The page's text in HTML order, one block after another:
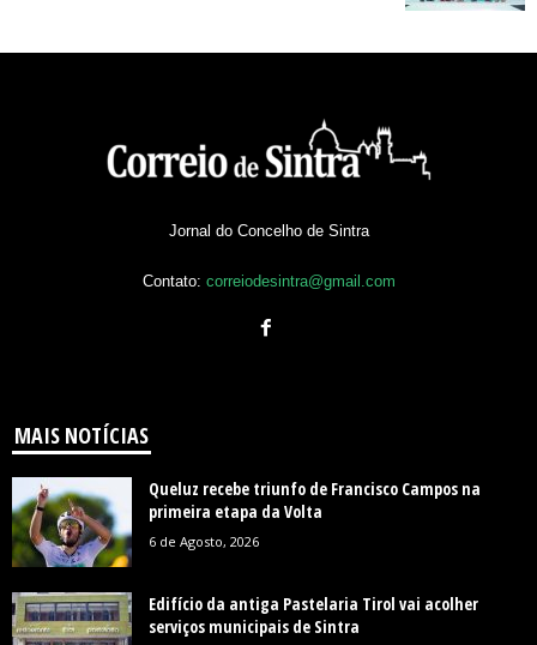
Jornal do Concelho de Sintra
Contato: correiodesintra@gmail.com
MAIS NOTÍCIAS
Queluz recebe triunfo de Francisco Campos na
primeira etapa da Volta
6 de Agosto, 2026
Edifício da antiga Pastelaria Tirol vai acolher
serviços municipais de Sintra